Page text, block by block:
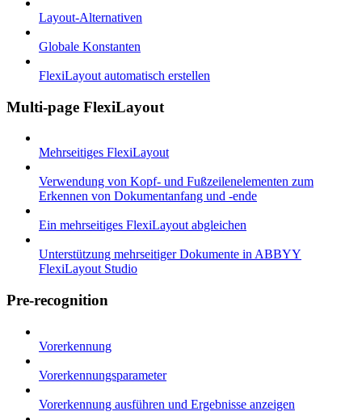
Layout-Alternativen
Globale Konstanten
FlexiLayout automatisch erstellen
Multi-page FlexiLayout
Mehrseitiges FlexiLayout
Verwendung von Kopf- und Fußzeilenelementen zum
Erkennen von Dokumentanfang und -ende
Ein mehrseitiges FlexiLayout abgleichen
Unterstützung mehrseitiger Dokumente in ABBYY
FlexiLayout Studio
Pre-recognition
Vorerkennung
Vorerkennungsparameter
Vorerkennung ausführen und Ergebnisse anzeigen